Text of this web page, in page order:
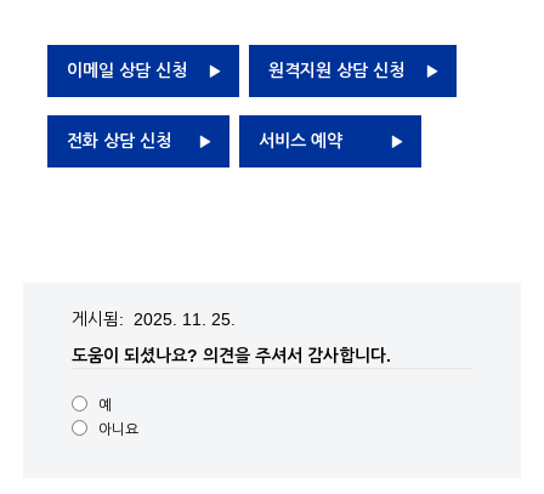
이메일 상담 신청 원격지원 상담 신청
전화 상담 신청 서비스 예약
게시됨: 2025. 11. 25.
도움이 되셨나요? 의견을 주셔서 감사합니다.
예
아니요